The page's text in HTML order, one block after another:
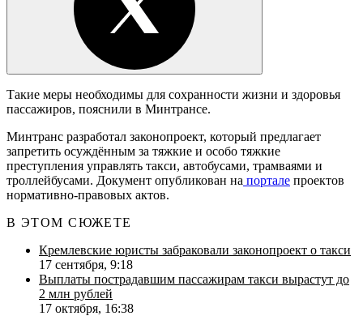
Такие меры необходимы для сохранности жизни и здоровья
пассажиров, пояснили в Минтрансе.
Минтранс разработал законопроект, который предлагает
запретить осуждённым за тяжкие и особо тяжкие
преступления управлять такси, автобусами, трамваями и
троллейбусами. Документ опубликован на портале проектов
нормативно-правовых актов.
В ЭТОМ СЮЖЕТЕ
Кремлевские юристы забраковали законопроект о такси
17 сентября, 9:18
Выплаты пострадавшим пассажирам такси вырастут до
2 млн рублей
17 октября, 16:38